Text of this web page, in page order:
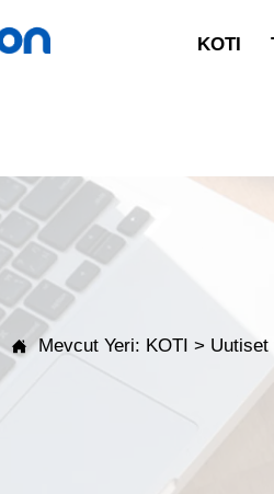
KOTI
 Mevcut Yeri: KOTI > Uutiset